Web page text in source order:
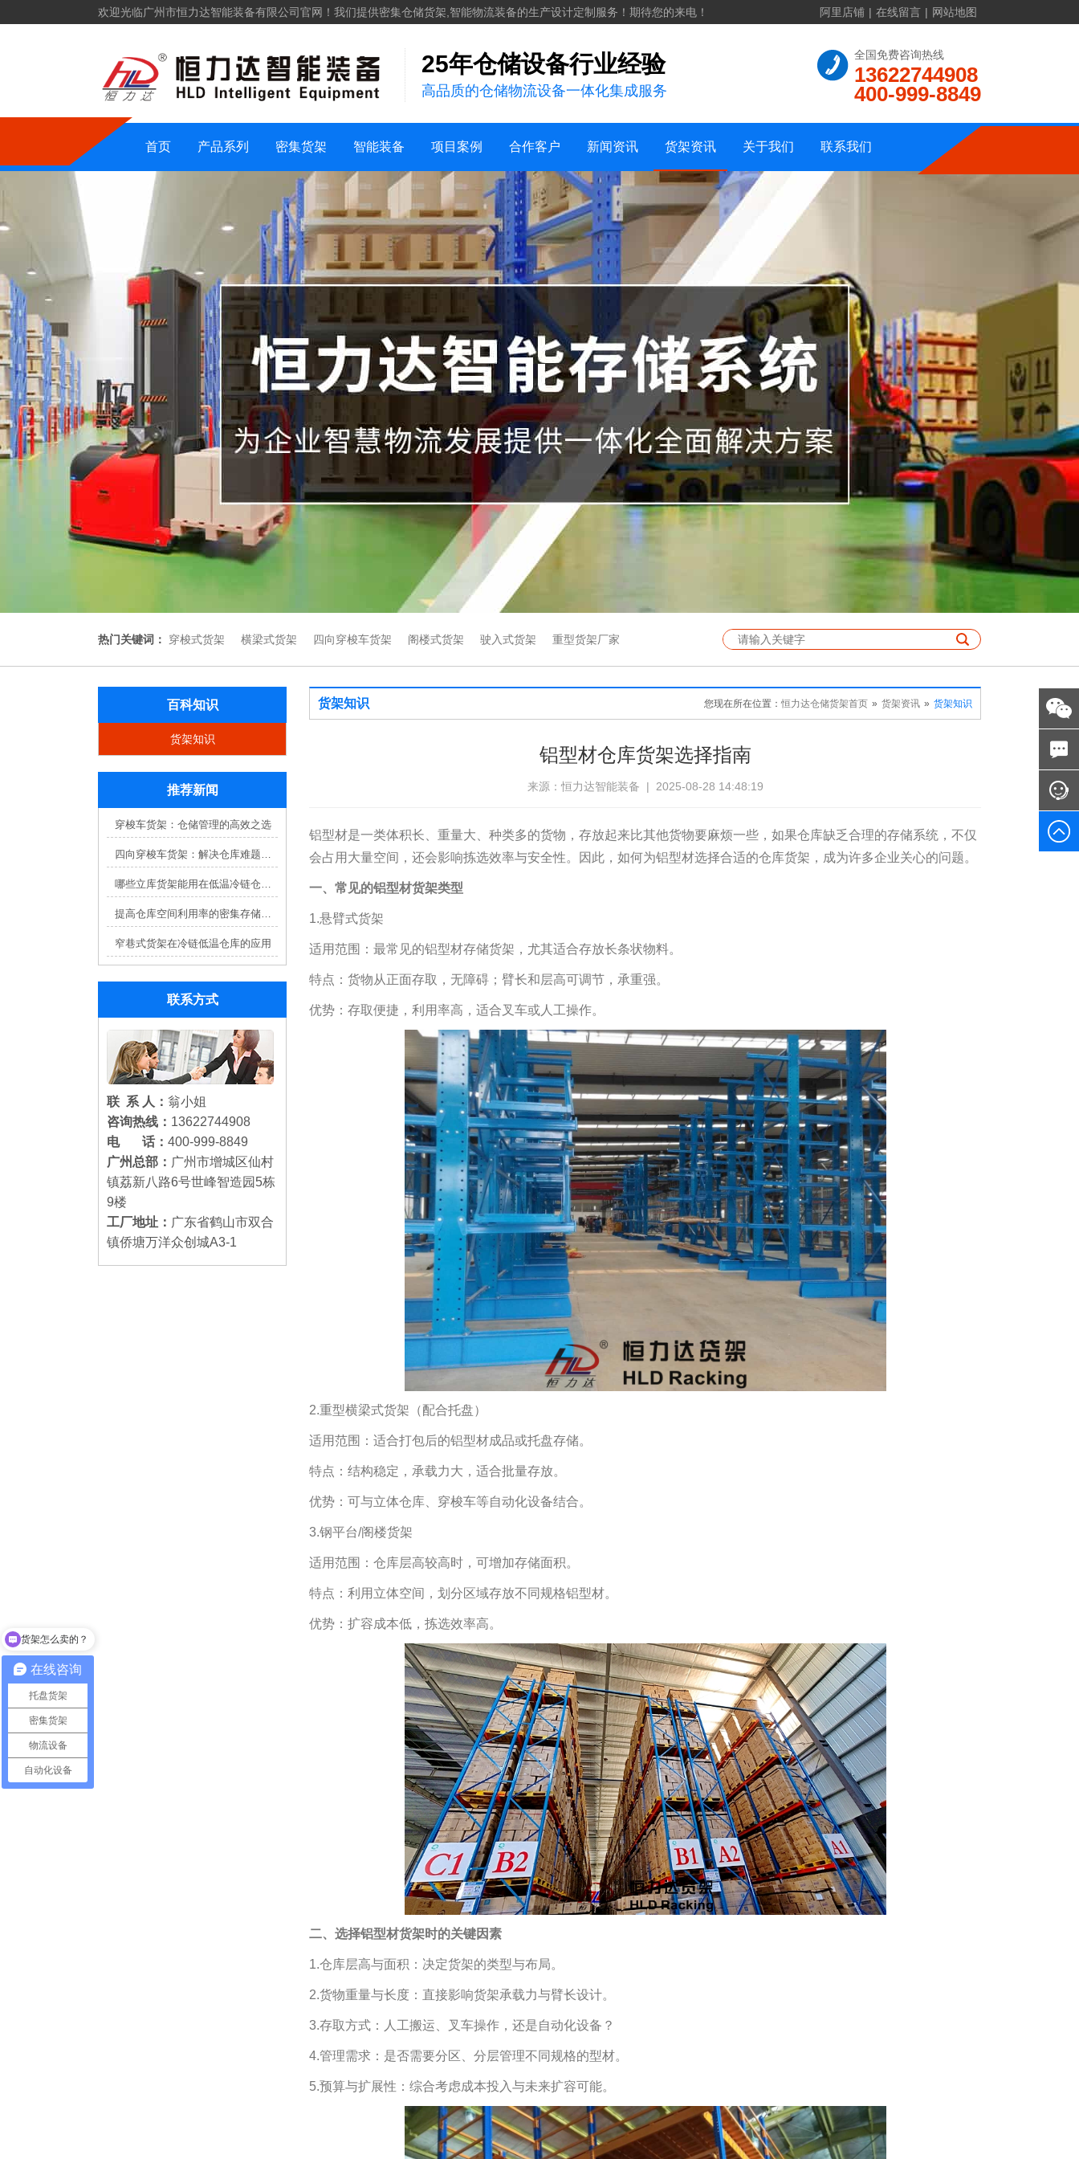
欢迎光临广州市恒力达智能装备有限公司官网！我们提供密集仓储货架,智能物流装备的生产设计定制服务！期待您的来电！ 阿里店铺 | 在线留言 | 网站地图
25年仓储设备行业经验
高品质的仓储物流设备一体化集成服务
全国免费咨询热线
13622744908
400-999-8849
首页 产品系列
密集货架
仓储设备 密集货架 智能装备 项目案例
案例视频
销售地区 合作客户
化工
机械五金建材
新能源 新闻资讯
行业新闻 货架资讯
货架知识 关于我们
公司相册 联系我们
在线留言
网站地图
热门关键词： 穿梭式货架 横梁式货架 四向穿梭车货架 阁楼式货架 驶入式货架 重型货架厂家
百科知识
货架知识
推荐新闻
穿梭车货架：仓储管理的高效之选
四向穿梭车货架：解决仓库难题，提升效率
哪些立库货架能用在低温冷链仓库？
提高仓库空间利用率的密集存储货架方案
窄巷式货架在冷链低温仓库的应用
联系方式
联 系 人： 翁小姐
咨询热线： 13622744908
电 话： 400-999-8849
广州总部： 广州市增城区仙村
镇荔新八路6号世峰智造园5栋
9楼
工厂地址： 广东省鹤山市双合
镇侨塘万洋众创城A3-1
货架知识 您现在所在位置： 恒力达仓储货架首页 » 货架资讯 » 货架知识
铝型材仓库货架选择指南
来源：恒力达智能装备 | 2025-08-28 14:48:19
铝型材是一类体积长、重量大、种类多的货物，存放起来比其他货物要麻烦一些，如果仓库缺乏合理的存储系统，不仅
会占用大量空间，还会影响拣选效率与安全性。因此，如何为铝型材选择合适的仓库货架，成为许多企业关心的问题。
一、常见的铝型材货架类型
1.悬臂式货架
适用范围：最常见的铝型材存储货架，尤其适合存放长条状物料。
特点：货物从正面存取，无障碍；臂长和层高可调节，承重强。
优势：存取便捷，利用率高，适合叉车或人工操作。
2.重型横梁式货架（配合托盘）
适用范围：适合打包后的铝型材成品或托盘存储。
特点：结构稳定，承载力大，适合批量存放。
优势：可与立体仓库、穿梭车等自动化设备结合。
3.钢平台/阁楼货架
适用范围：仓库层高较高时，可增加存储面积。
特点：利用立体空间，划分区域存放不同规格铝型材。
优势：扩容成本低，拣选效率高。
二、选择铝型材货架时的关键因素
1.仓库层高与面积：决定货架的类型与布局。
2.货物重量与长度：直接影响货架承载力与臂长设计。
3.存取方式：人工搬运、叉车操作，还是自动化设备？
4.管理需求：是否需要分区、分层管理不同规格的型材。
5.预算与扩展性：综合考虑成本投入与未来扩容可能。
在线咨询
托盘货架
密集货架
物流设备
自动化设备